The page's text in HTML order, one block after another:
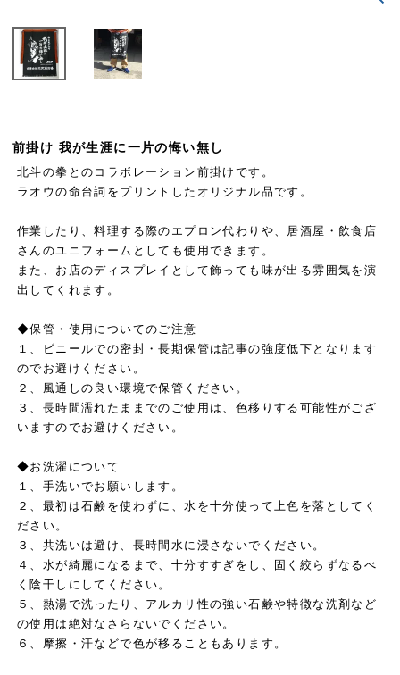
前掛け 我が生涯に一片の悔い無し
北斗の拳とのコラボレーション前掛けです。
ラオウの命台詞をプリントしたオリジナル品です。
作業したり、料理する際のエプロン代わりや、居酒屋・飲食店
さんのユニフォームとしても使用できます。
また、お店のディスプレイとして飾っても味が出る雰囲気を演
出してくれます。
◆保管・使用についてのご注意
１、ビニールでの密封・長期保管は記事の強度低下となります
のでお避けください。
２、風通しの良い環境で保管ください。
３、長時間濡れたままでのご使用は、色移りする可能性がござ
いますのでお避けください。
◆お洗濯について
１、手洗いでお願いします。
２、最初は石鹸を使わずに、水を十分使って上色を落としてく
ださい。
３、共洗いは避け、長時間水に浸さないでください。
４、水が綺麗になるまで、十分すすぎをし、固く絞らずなるべ
く陰干しにしてください。
５、熱湯で洗ったり、アルカリ性の強い石鹸や特徴な洗剤など
の使用は絶対なさらないでください。
６、摩擦・汗などで色が移ることもあります。